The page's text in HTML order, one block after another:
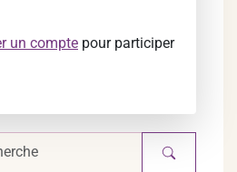
un compte pour participer